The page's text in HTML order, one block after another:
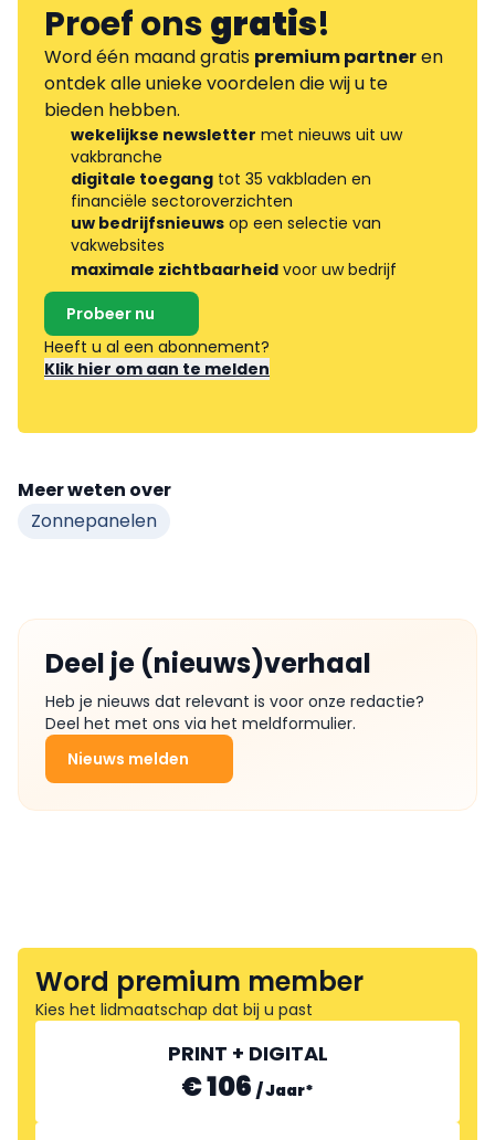
Proef onsgratis!
Word één maand gratis premium partneren
ontdek alle unieke voordelen die wij u te
bieden hebben.
wekelijkse newsletter met nieuws uit uw
vakbranche
digitale toegang tot 35 vakbladen en
financiële sectoroverzichten
uw bedrijfsnieuws op een selectie van
vakwebsites
maximale zichtbaarheid voor uw bedrijf
Probeer nu
Heeft u al een abonnement?
Klik hier om aan te melden
Meer weten over
Zonnepanelen
Deel je (nieuws)verhaal
Heb je nieuws dat relevant is voor onze redactie?
Deel het met ons via het meldformulier.
Nieuws melden
Word premium member
Kies het lidmaatschap dat bij u past
PRINT + DIGITAL
€ 106 /Jaar*